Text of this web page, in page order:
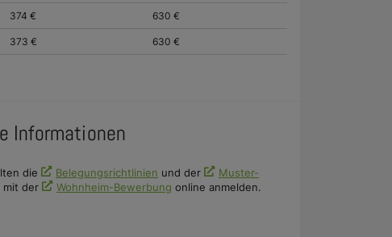
374 € 630 €
373 € 630 €
Informationen
die Belegungsrichtlinien und der
Muster-
mit der Wohnheim-Bewerbung online anmelden.